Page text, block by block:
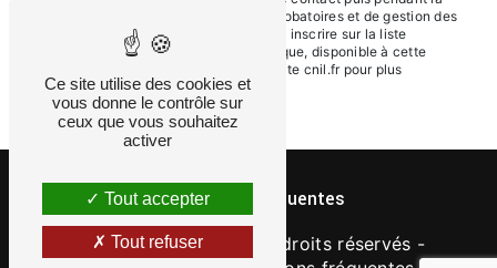
durée de prescription légale aux fins probatoires et de gestion des
contentieux. Vous avez le droit de vous inscrire sur la liste
d'opposition au démarchage téléphonique, disponible à cette
. Consultez le site cnil.fr pour plus
d’informations sur vos droits.
Recherches fréquentes
Vistalid - 2026 - Tous droits réservés -
Ce site utilise des cookies et
vous donne le contrôle sur
ceux que vous souhaitez
activer
Tout accepter
Tout refuser